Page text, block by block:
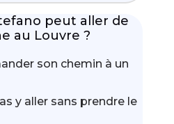
peut aller de
au Louvre ?
son chemin à un
y aller sans prendre le